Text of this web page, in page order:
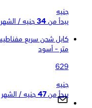
جنيه
يبدأ من 34 جنيه / الشهر
متر - أسود
629
جنيه
يبدأ من 47 جنيه / الشهر